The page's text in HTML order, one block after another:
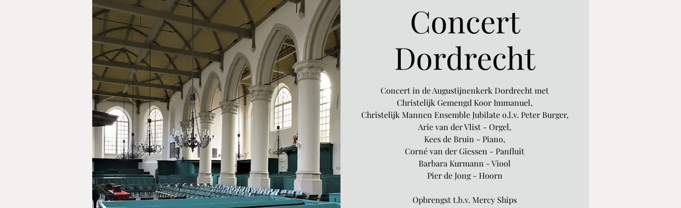
Concert
Dordrecht
Concert in de Augustijnenkerk Dordrecht met
Christelijk Gemengd Koor Immanuel,
Christelijk Mannen Ensemble Jubilate o.l.v. Peter Burger,
Arie van der Vlist - Orgel,
Kees de Bruin - Piano,
Corné van der Giessen - Panfluit
Barbara Kurmann - Viool
Pier de Jong - Hoorn
Opbrengst t.b.v. Mercy Ships